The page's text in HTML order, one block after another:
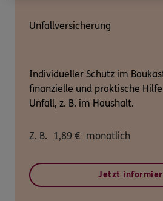
Unfallversicherung
Individueller Schutz im
finanzielle und praktische
Unfall, z. B. im Haushalt.
Z. B. 1,89 € monatlich
Jetzt